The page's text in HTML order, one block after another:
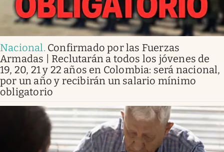
Nacional. Confirmado por las Fuerzas
Armadas | Reclutarán a todos los jóvenes de
19, 20, 21 y 22 años en Colombia: será nacional,
por un año y recibirán un salario mínimo
obligatorio